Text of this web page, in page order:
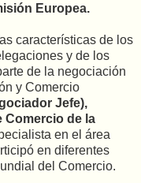
Europea.
características de los
y de los
de la negociación
y Comercio
Jefe),
Comercio de la
en el área
en diferentes
del Comercio.